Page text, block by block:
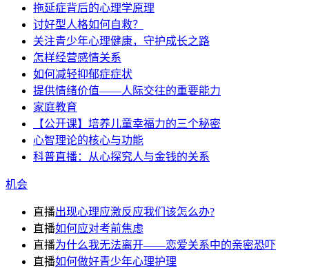
拖延症背后的心理学原理
讨好型人格如何自救？
关注青少年心理健康，守护成长之路
怎样经营感情关系
如何减轻抑郁症症状
提供情绪价值——人际交往的重要能力
家庭教育
【公开课】培养儿童幸福力的三个秘密
心智理论的核心与功能
科普直播：从心探究人与金钱的关系
机会
直播出现心理应激反应我们该怎么办?
直播如何应对考前焦虑
直播为什么我无法离开——恋爱关系中的亲密恐吓
直播如何做好青少年心理护理